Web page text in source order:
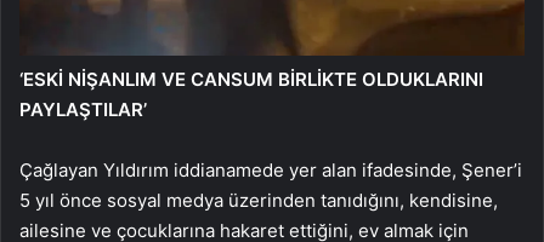
‘ESKİ NİŞANLIM VE CANSUM BİRLİKTE OLDUKLARINI
PAYLAŞTILAR’
Çağlayan Yıldırım iddianamede yer alan ifadesinde, Şener’i
5 yıl önce sosyal medya üzerinden tanıdığını, kendisine,
ailesine ve çocuklarına hakaret ettiğini, ev almak için